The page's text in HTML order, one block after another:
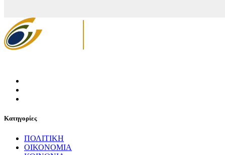
Κατηγορίες
ΠΟΛΙΤΙΚΗ
ΟΙΚΟΝΟΜΙΑ